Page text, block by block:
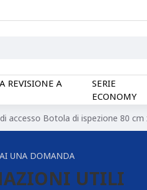
REVISIONE A
SERIE
ECONOMY
accesso Botola di ispezione 80 cm
UNA DOMANDA
UTILI